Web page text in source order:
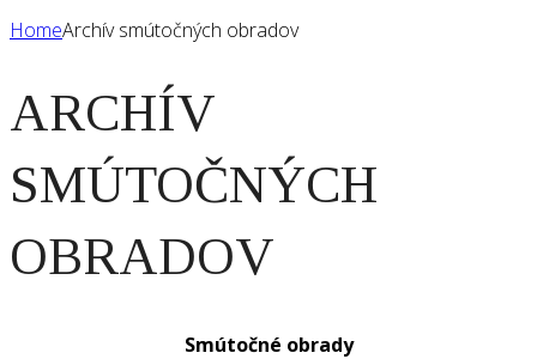
HomeArchív smútočných obradov
ARCHÍV
SMÚTOČNÝCH
OBRADOV
Smútočné obrady